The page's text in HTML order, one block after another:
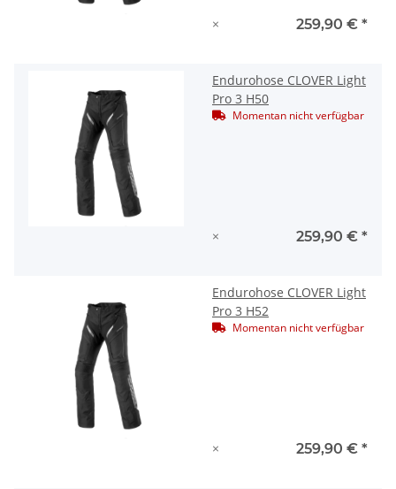
× 259,90 € *
Endurohose CLOVER Light
Pro 3 H50
Momentan nicht verfügbar
× 259,90 € *
Endurohose CLOVER Light
Pro 3 H52
Momentan nicht verfügbar
× 259,90 € *